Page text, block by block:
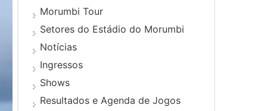
Morumbi Tour
Setores do Estádio do Morumbi
Notícias
Ingressos
Shows
Resultados e Agenda de Jogos